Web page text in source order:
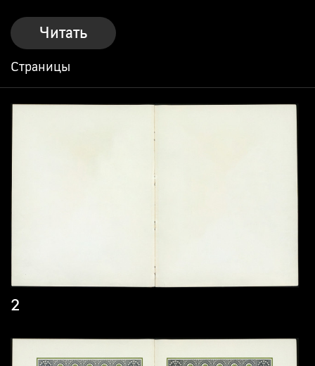
Читать
Страницы
2